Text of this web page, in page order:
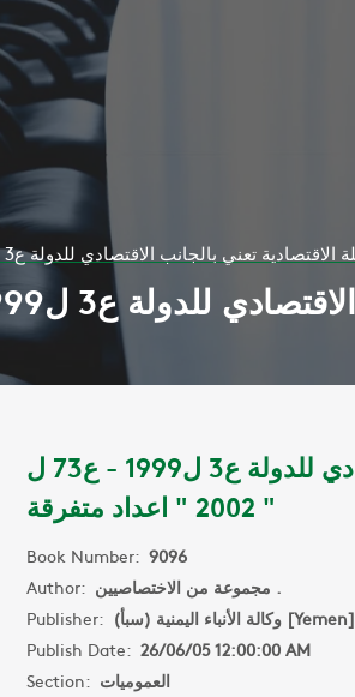
المجلة الاقتصادية تعني بالجانب الاقتصادي للدولة ع3 ل1999 - ع73 ل
2002 " اعداد متفرقة "
Book Number: 9096
Author:
مجموعة من الاختصاصيين .
Publisher:
وكالة الأنباء اليمنية (سبأ) [Yemen]
Publish Date: 26/06/05 12:00:00 AM
Section: العموميات